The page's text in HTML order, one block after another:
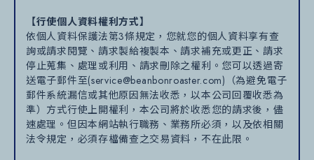
【行使個人資料權利方式】
依個人資料保護法第3條規定，您就您的個人資料享有查
詢或請求閱覽、請求製給複製本、請求補充或更正、請求
停止蒐集、處理或利用、請求刪除之權利。您可以透過寄
送電子郵件至(service@beanbonroaster.com)（為避免電子
郵件系統漏信或其他原因無法收悉，以本公司回覆收悉為
準）方式行使上開權利，本公司將於收悉您的請求後，儘
速處理。但因本網站執行職務、業務所必須，以及依相關
法令規定，必須存檔備查之交易資料，不在此限。